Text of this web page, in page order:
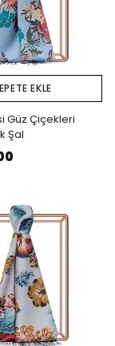
EKLE
Güz Çiçekleri
Şal